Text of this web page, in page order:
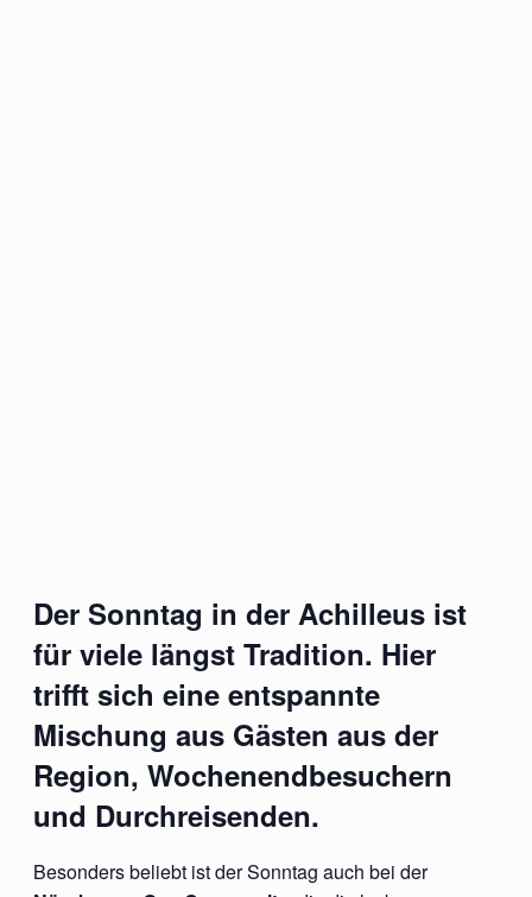
Der Sonntag in der Achilleus ist
für viele längst Tradition. Hier
trifft sich eine entspannte
Mischung aus Gästen aus der
Region, Wochenendbesuchern
und Durchreisenden.
Besonders beliebt ist der Sonntag auch bei der